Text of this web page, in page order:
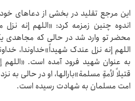
این مرجع تقلید در بخشی از دعاهای
اندوه چنین زمزمه کرد: «اللهم إنه نزل
محضر تو وارد شد در حالی که مجاهدی
اللهم إنه نزل عندک شهیداً»خداوندا،
به عنوان شهید فرود آمده است. «اللهم
قتیلاً لأمةٍ مسلمة»بارالها، او در حالی به
امت مسلمان به شهادت رسیده است.